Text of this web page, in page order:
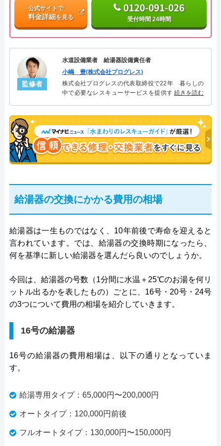
公式サイトで
料金詳細を見る
0120-091-026
受付時間 24時間
監修者
水道設備業者 給湯器設備責任者
小嶋 豊(株式会社プログレス)
株式会社プログレスの代表取締役で22年 暮らしの
中で必要なレスキューサービスを提供する株式会社
決。多くのお客様に信頼される「給湯器」のスペシ
ャリスト。
続きを読む
給湯器の交換にかかる費用の相場
給湯器は一生ものではなく、10年前後で寿命を迎えると
言われています。では、給湯器の交換時期になったら、
何を基準に新しい給湯器を選んだら良いのでしょうか。
今回は、給湯器の号数（1分間に水温＋25℃のお湯を何リ
ットル出るかを表したもの）ごとに、16号・20号・24号
の3つについて費用の相場を紹介していきます。
16号の給湯器
16号の給湯器の費用相場は、以下の通りとなっていま
す。
給湯専用タイプ：65,000円〜200,000円
オートタイプ：120,000円前後
フルオートタイプ：130,000円〜150,000円